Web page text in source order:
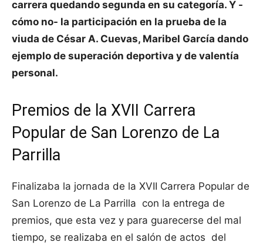
carrera quedando segunda en su categoría. Y -
cómo no- la participación en la prueba de la
viuda de César A. Cuevas, Maribel García dando
ejemplo de superación deportiva y de valentía
personal.
Premios de la XVII Carrera
Popular de San Lorenzo de La
Parrilla
Finalizaba la jornada de la XVII Carrera Popular de
San Lorenzo de La Parrilla con la entrega de
premios, que esta vez y para guarecerse del mal
tiempo, se realizaba en el salón de actos del